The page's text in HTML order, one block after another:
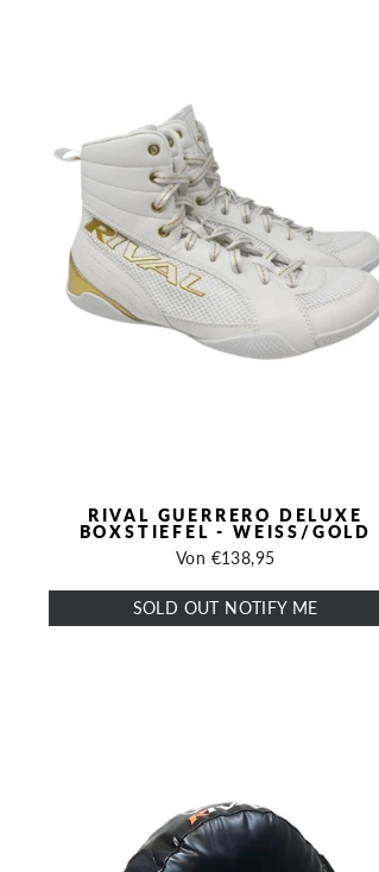
RIVAL GUERRERO DELUXE
BOXSTIEFEL - WEISS/GOLD
Von €138,95
SOLD OUT NOTIFY ME